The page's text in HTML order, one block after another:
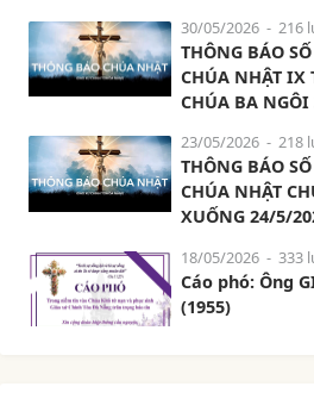
30/05/2026 - 216
THÔNG BÁO
CHÚA NHẬT IX
CHÚA BA
23/05/2026 - 218
THÔNG BÁO
CHÚA NHẬT
XUỐNG 24/5/
18/05/2026 - 333
Cáo phó: Ông
(1955)